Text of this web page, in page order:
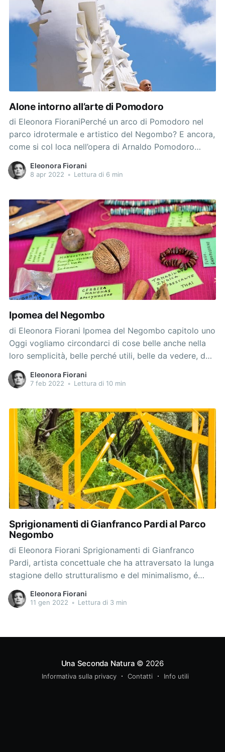
Alone intorno all’arte di Pomodoro
di Eleonora FioraniPerché un arco di Pomodoro nel
parco idrotermale e artistico del Negombo? E ancora,
come si col loca nell’opera di Arnaldo Pomodoro
questa nuova scultura, che esplora forme inedite e
materiali mai prima trattati, anche se entrambi
sua
Eleonora Fiorani
8 apr 2022 • Lettura di 6 min
Ipomea del Negombo
di Eleonora Fiorani Ipomea del Negombo capitolo uno
Oggi vogliamo circondarci di cose belle anche nella
loro semplicità, belle perché utili, belle da vedere, da
toccare, da usare, da contemplare. C’è nell’aria una
rinnovata sensibilità verso quei concetti e quei valori
Eleonora Fiorani
7 feb 2022 • Lettura di 10 min
Sprigionamenti di Gianfranco Pardi al Parco
Negombo
di Eleonora Fiorani Sprigionamenti di Gianfranco
Pardi, artista concettuale che ha attraversato la lunga
stagione dello strutturalismo e del minimalismo, é
un’opera del 2011, dell’ultimo periodo di vita
dell’artista e si iscrive nella sua rilettura delle
Eleonora Fiorani
11 gen 2022 • Lettura di 3 min
Una Seconda Natura © 2026
Informativa sulla privacy Contatti Info utili